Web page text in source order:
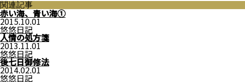
関連記事
赤い海、青い海①
2015.10.01
悠悠日記
人情の処方箋
2013.11.01
悠悠日記
後七日御修法
2014.02.01
悠悠日記